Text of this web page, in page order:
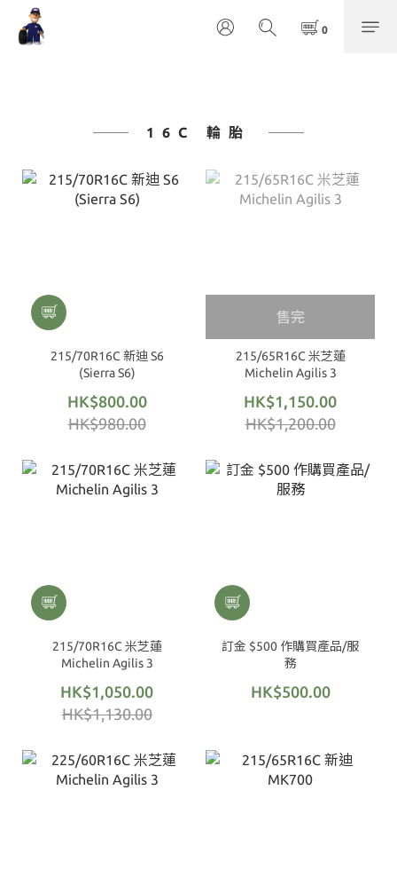
16C 輪胎
215/70R16C 新迪 S6
(Sierra S6)
HK$800.00
HK$980.00
售完
215/65R16C 米芝蓮
Michelin Agilis 3
HK$1,150.00
HK$1,200.00
215/70R16C 米芝蓮
Michelin Agilis 3
HK$1,050.00
HK$1,130.00
訂金 $500 作購買產品/服
務
HK$500.00